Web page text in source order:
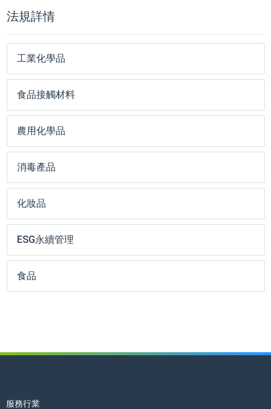
法規詳情
工業化學品
食品接觸材料
農用化學品
消毒產品
化妝品
ESG永續管理
食品
服務行業